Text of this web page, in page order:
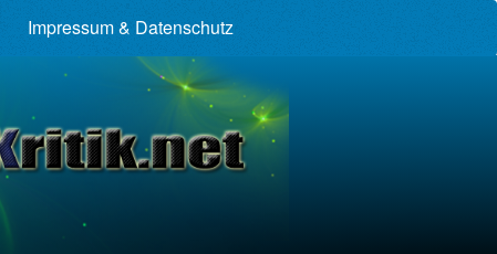
Impressum & Datenschutz